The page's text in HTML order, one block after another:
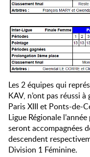
Les 2 équipes qui
KAV, n’ont pas réussi
Paris XIII et Ponts-de-
Ligue Régionale
seront accompagnées
descendent
Division 1 Féminine.